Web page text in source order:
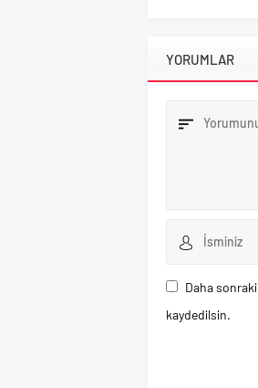
YORUMLAR
Daha
kaydedilsin.